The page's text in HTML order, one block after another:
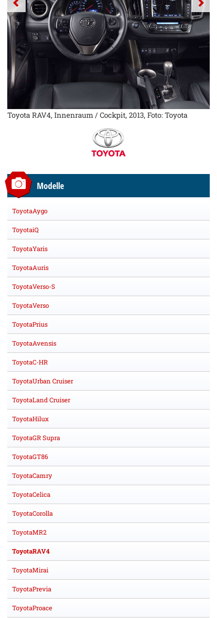
Toyota RAV4, Innenraum / Cockpit, 2013, Foto: Toyota
Modelle
ToyotaAygo
ToyotaiQ
ToyotaYaris
ToyotaAuris
ToyotaVerso-S
ToyotaVerso
ToyotaPrius
ToyotaAvensis
ToyotaC-HR
ToyotaUrban Cruiser
ToyotaLand Cruiser
ToyotaHilux
ToyotaGR Supra
ToyotaGT86
ToyotaCamry
ToyotaCelica
ToyotaCorolla
ToyotaMR2
ToyotaRAV4
ToyotaMirai
ToyotaPrevia
ToyotaProace